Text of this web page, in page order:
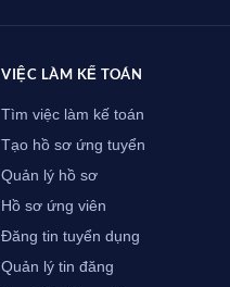
VIỆC LÀM KẾ TOÁN
Tìm việc làm kế toán
Tạo hồ sơ ứng tuyển
Quản lý hồ sơ
Hồ sơ ứng viên
Đăng tin tuyển dụng
Quản lý tin đăng